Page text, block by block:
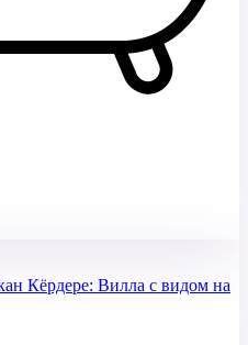
Кёрдере: Вилла с видом на